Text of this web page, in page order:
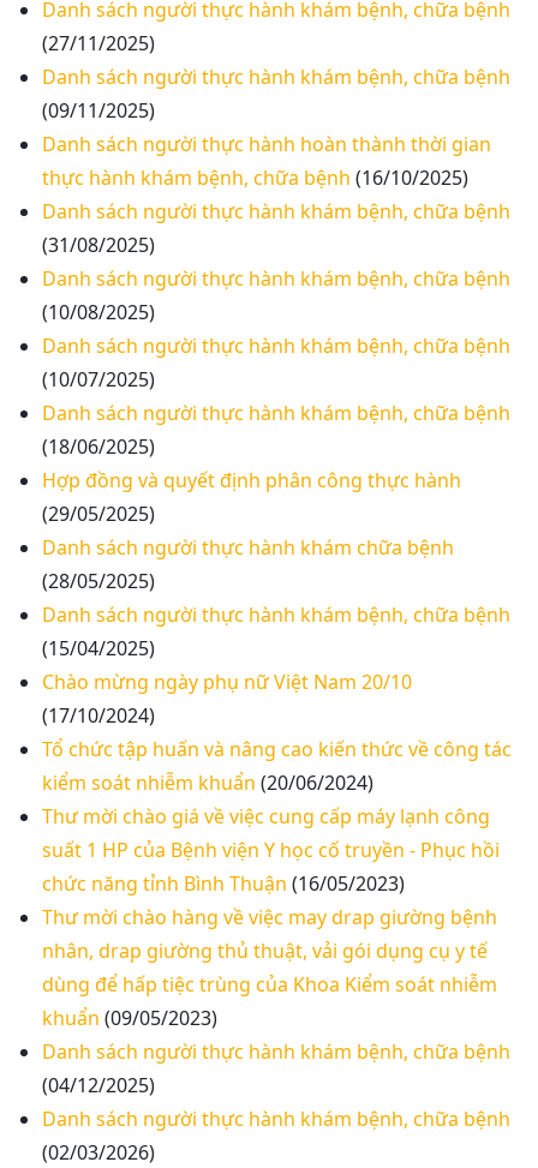
Danh sách người thực hành khám bệnh, chữa bệnh
(27/11/2025)
Danh sách người thực hành khám bệnh, chữa bệnh
(09/11/2025)
Danh sách người thực hành hoàn thành thời gian
thực hành khám bệnh, chữa bệnh (16/10/2025)
Danh sách người thực hành khám bệnh, chữa bệnh
(31/08/2025)
Danh sách người thực hành khám bệnh, chữa bệnh
(10/08/2025)
Danh sách người thực hành khám bệnh, chữa bệnh
(10/07/2025)
Danh sách người thực hành khám bệnh, chữa bệnh
(18/06/2025)
Hợp đồng và quyết định phân công thực hành
(29/05/2025)
Danh sách người thực hành khám chữa bệnh
(28/05/2025)
Danh sách người thực hành khám bệnh, chữa bệnh
(15/04/2025)
Chào mừng ngày phụ nữ Việt Nam 20/10
(17/10/2024)
Tổ chức tập huấn và nâng cao kiến thức về công tác
kiểm soát nhiễm khuẩn (20/06/2024)
Thư mời chào giá về việc cung cấp máy lạnh công
suất 1 HP của Bệnh viện Y học cố truyền - Phục hồi
chức năng tỉnh Bình Thuận (16/05/2023)
Thư mời chào hàng về việc may drap giường bệnh
nhân, drap giường thủ thuật, vải gói dụng cụ y tế
dùng để hấp tiệc trùng của Khoa Kiểm soát nhiễm
khuẩn (09/05/2023)
Danh sách người thực hành khám bệnh, chữa bệnh
(04/12/2025)
Danh sách người thực hành khám bệnh, chữa bệnh
(02/03/2026)